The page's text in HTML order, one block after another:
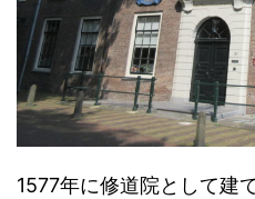
1577年に修道院として建